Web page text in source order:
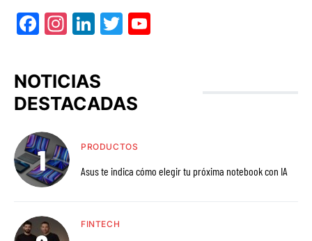
Facebook
Instagram
LinkedIn
Twitter
NOTICIAS
DESTACADAS
PRODUCTOS
Asus te indica cómo elegir tu próxima notebook con IA
FINTECH